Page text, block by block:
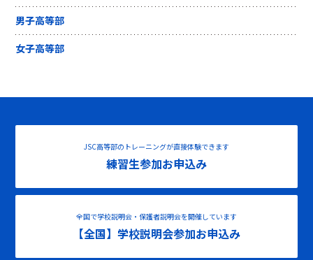
男子高等部
女子高等部
JSC高等部のトレーニングが直接体験できます
練習生参加お申込み
全国で学校説明会・保護者説明会を開催しています
【全国】学校説明会参加お申込み